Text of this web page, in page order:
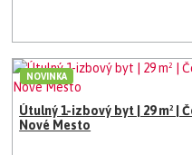
Útulný 1-izbový byt | 29 m² |
Nové Mesto
NOVINKA